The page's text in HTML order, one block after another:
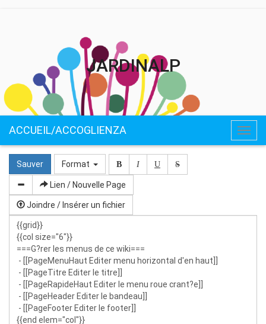
JARDINALP
ACCUEIL/ACCOGLIENZA
Sauver Format B I U S
Lien / Nouvelle Page
Joindre / Insérer un fichier